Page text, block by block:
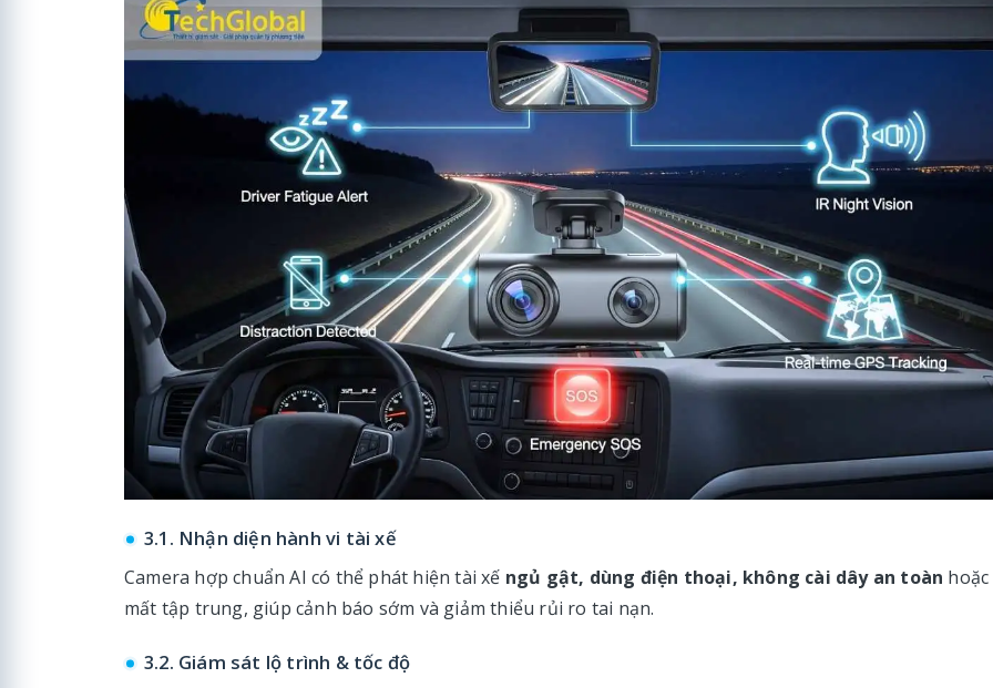
3.1. Nhận diện hành vi tài xế
Camera hợp chuẩn AI có thể phát hiện tài xế ngủ gật, dùng điện thoại, không cài dây an toàn hoặc
mất tập trung, giúp cảnh báo sớm và giảm thiểu rủi ro tai nạn.
3.2. Giám sát lộ trình & tốc độ